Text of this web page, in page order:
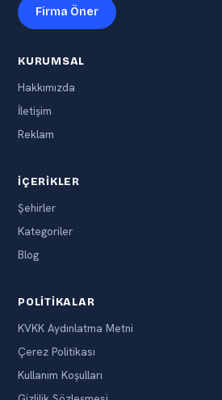
Firma Öner
KURUMSAL
Hakkımızda
İletişim
Reklam
İÇERIKLER
Şehirler
Kategoriler
Blog
POLITIKALAR
KVKK Aydınlatma Metni
Çerez Politikası
Kullanım Koşulları